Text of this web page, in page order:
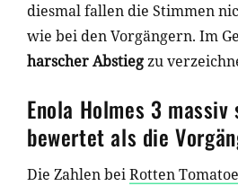
diesmal fallen die Stimmen
wie bei den Vorgängern. Im
harscher Abstiegzu
Enola Holmes 3
bewertet als die
Die Zahlen beiRotten